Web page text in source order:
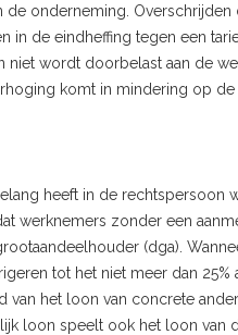
onderneming.
de eindheffing tegen een
wordt doorbelast aan de
komt in mindering op de
heeft in de rechtspersoon
werknemers zonder een
(dga).
tot het niet meer dan 25%
van het loon van concrete
loon speelt ook het loon van